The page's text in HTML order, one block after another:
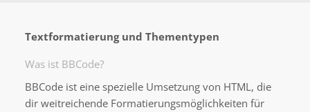
Textformatierung und Thementypen
Was ist BBCode?
BBCode ist eine spezielle Umsetzung von HTML, die
dir weitreichende Formatierungsmöglichkeiten für